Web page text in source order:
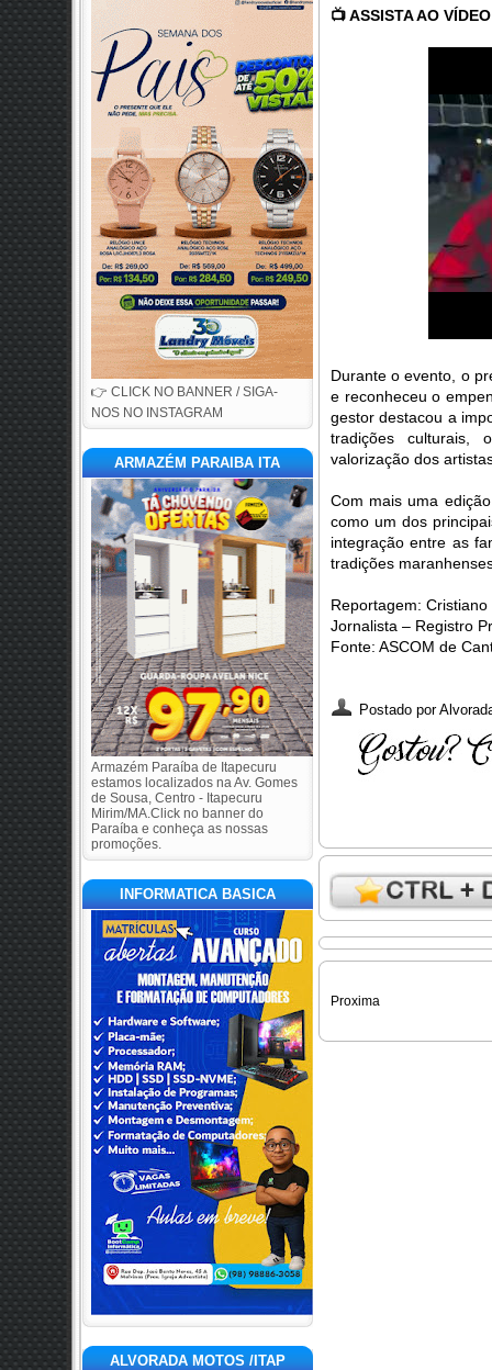
👉 CLICK NO BANNER / SIGA-
NOS NO INSTAGRAM
ARMAZÉM PARAIBA ITA
Armazém Paraíba de Itapecuru
estamos localizados na Av. Gomes
de Sousa, Centro - Itapecuru
Mirim/MA.Click no banner do
Paraíba e conheça as nossas
promoções.
INFORMATICA BASICA
ALVORADA MOTOS /ITAP
📺 ASSISTA AO VÍDEO
Durante o evento, o
e reconheceu o
gestor destacou a
tradições culturais,
valorização dos
Com mais uma
como um dos
integração entre as
tradições
Reportagem: Cristiano
Jornalista – Registro
Fonte: ASCOM de
Postado por
Proxima